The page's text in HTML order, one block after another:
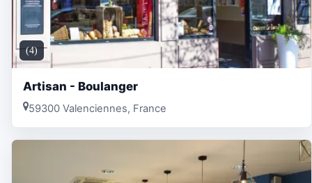
(4)
Artisan - Boulanger
59300 Valenciennes, France